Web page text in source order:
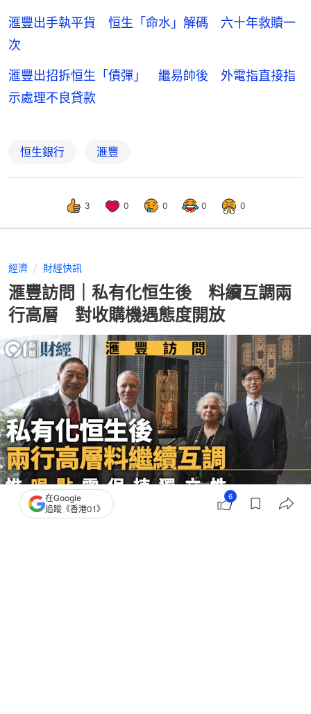
滙豐出手執平貨 恒生「命水」解碼 六十年救贖一
次
滙豐出招拆恒生「債彈」 繼易帥後 外電指直接指
示處理不良貸款
恒生銀行 滙豐
3 0 0 0 0
經濟 財經快訊
滙豐訪問｜私有化恒生後 料續互調兩
行高層 對收購機遇態度開放
撰文：顧慧宇
在Google
追蹤《香港01》
6